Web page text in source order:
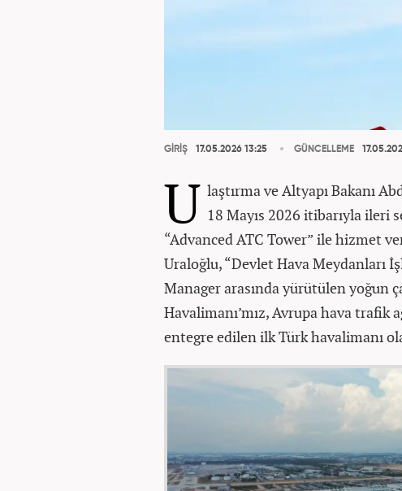
GİRİŞ 17.05.2026 13:25 GÜNCELLEME
U laştırma ve Altyapı Bakanı
18 Mayıs 2026 itibarıyla
“Advanced ATC Tower” ile hizmet
Uraloğlu, “Devlet Hava Meydanları
Manager arasında yürütülen yoğun
Havalimanı’mız, Avrupa hava trafik
entegre edilen ilk Türk havalimanı